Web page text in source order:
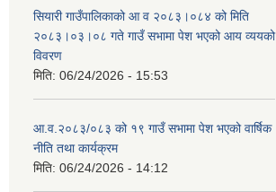
सियारी गाउँपालिकाको आ व २०८३।०८४ को मिति
२०८३।०३।०८ गते गाउँ सभामा पेश भएको आय व्ययको
विवरण
मिति: 06/24/2026 - 15:53
आ.व.२०८३/०८३ को १९ गाउँ सभामा पेश भएको वार्षिक
नीति तथा कार्यक्रम
मिति: 06/24/2026 - 14:12